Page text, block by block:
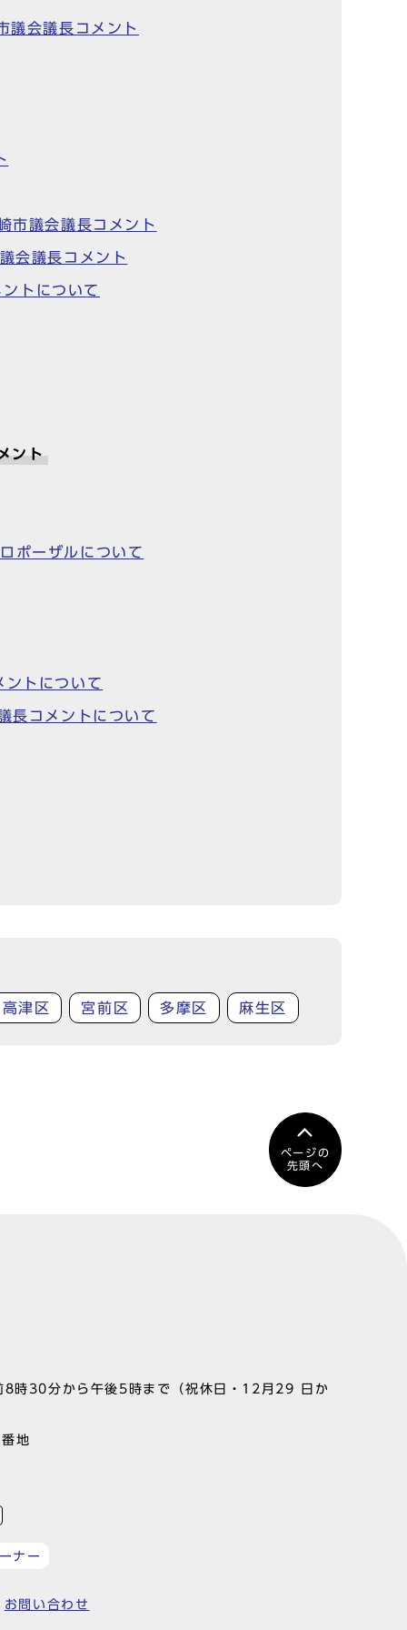
会議長コメント
市議会議長コメント
会議長コメント
トについて
ント
ポーザルについて
ントについて
長コメントについて
高津区 宮前区 多摩区 麻生区
ページの
先頭へ
8時30分から午後5時まで（祝休日・12月29 日か
地
ナー
お問い合わせ